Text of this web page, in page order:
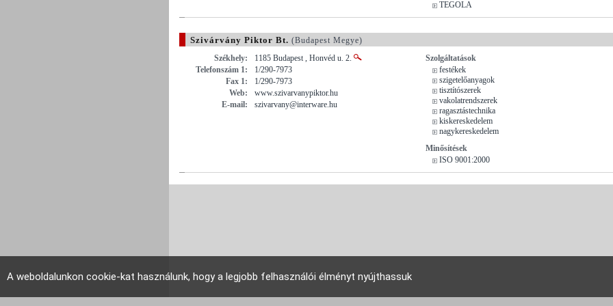
TEGOLA
Szivárvány Piktor Bt. (Budapest Megye)
Székhely:
1185 Budapest , Honvéd u. 2.
Telefonszám 1:
1/290-7973
Fax 1:
1/290-7973
Web:
www.szivarvanypiktor.hu
E-mail:
szivarvany@interware.hu
Szolgáltatások
festékek
szigetelőanyagok
tisztítószerek
vakolatrendszerek
ragasztástechnika
kiskereskedelem
nagykereskedelem
Minősítések
ISO 9001:2000
A weboldalunkon cookie-kat használunk, hogy a legjobb felhasználói élményt nyújthassuk